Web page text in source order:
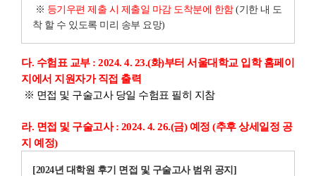
※ 등기우편 제출 시 제출일 마감 도착분에 한함(기한 내 도
착 할 수 있도록 미리 송부 요망)
다. 수험표 교부 : 2024. 4. 23.(화)부터 서울대학교 입학 홈페이
지에서 지원자가 직접 출력
※ 면접 및 구술고사 당일 수험표 필히 지참
라. 면접 및 구술고사 : 2024. 4. 26.(금) 예정 (추후 상세일정 공
지 예정)
[2024년 대학원 후기 면접 및 구술고사 범위 공지]